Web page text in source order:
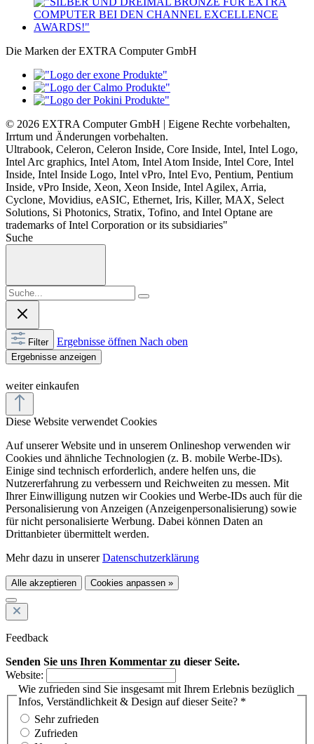
Die Marken der EXTRA Computer GmbH
© 2026 EXTRA Computer GmbH | Eigene Rechte vorbehalten,
Irrtum und Änderungen vorbehalten.
Ultrabook, Celeron, Celeron Inside, Core Inside, Intel, Intel Logo,
Intel Arc graphics, Intel Atom, Intel Atom Inside, Intel Core, Intel
Inside, Intel Inside Logo, Intel vPro, Intel Evo, Pentium, Pentium
Inside, vPro Inside, Xeon, Xeon Inside, Intel Agilex, Arria,
Cyclone, Movidius, eASIC, Ethernet, Iris, Killer, MAX, Select
Solutions, Si Photonics, Stratix, Tofino, and Intel Optane are
trademarks of Intel Corporation or its subsidiaries"
Suche
Filter Ergebnisse öffnen Nach oben
Ergebnisse anzeigen
weiter einkaufen
Diese Website verwendet Cookies
Auf unserer Website und in unserem Onlineshop verwenden wir
Cookies und ähnliche Technologien (z. B. mobile Werbe-IDs).
Einige sind technisch erforderlich, andere helfen uns, die
Nutzererfahrung zu verbessern und Reichweiten zu messen. Mit
Ihrer Einwilligung nutzen wir Cookies und Werbe-IDs auch für die
Personalisierung von Anzeigen (Anzeigenpersonalisierung) sowie
für nicht personalisierte Werbung. Dabei können Daten an
Drittanbieter übermittelt werden.
Mehr dazu in unsererDatenschutzerklärung
Alle akzeptieren Cookies anpassen »
Feedback
Senden Sie uns Ihren Kommentar zu dieser Seite.
Website:
Wie zufrieden sind Sie insgesamt mit Ihrem Erlebnis bezüglich
Infos, Verständlichkeit & Design auf dieser Seite? *
Sehr zufrieden
Zufrieden